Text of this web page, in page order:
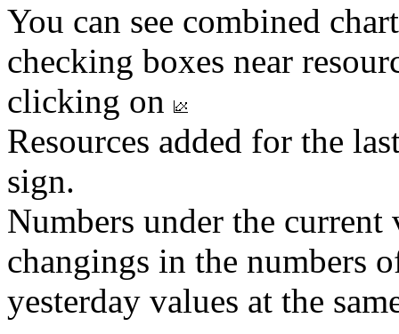
You can see combined
checking boxes near
clicking on
Resources added for the
sign.
Numbers under the
changings in the numbers
yesterday values at the